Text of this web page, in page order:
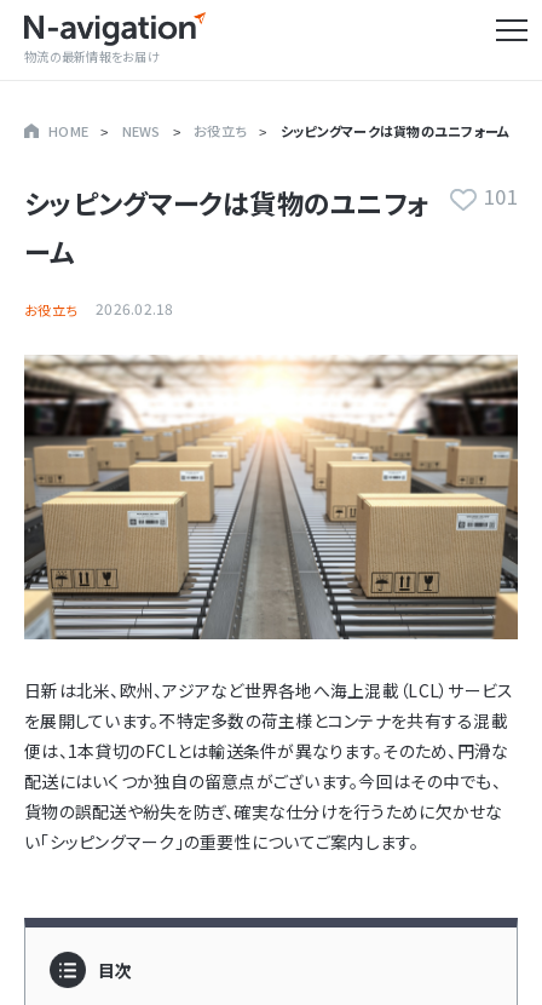
物流の最新情報をお届け
HOME NEWS お役立ち シッピングマークは貨物のユニフォーム
101
シッピングマークは貨物のユニフォ
ーム
お役立ち 2026.02.18
日新は北米、欧州、アジアなど世界各地へ海上混載（LCL）サービス
を展開しています。不特定多数の荷主様とコンテナを共有する混載
便は、1本貸切のFCLとは輸送条件が異なります。そのため、円滑な
配送にはいくつか独自の留意点がございます。今回はその中でも、
貨物の誤配送や紛失を防ぎ、確実な仕分けを行うために欠かせな
い「シッピングマーク」の重要性についてご案内します。
目次